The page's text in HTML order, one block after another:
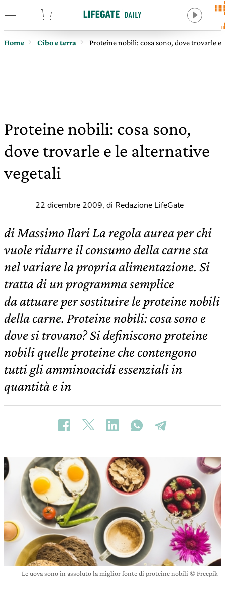
Home Cibo e terra Proteine nobili: cosa sono, dove trovarle e
Proteine nobili: cosa sono,
dove trovarle e le alternative
vegetali
22 dicembre 2009, di Redazione LifeGate
di Massimo Ilari La regola aurea per chi
vuole ridurre il consumo della carne sta
nel variare la propria alimentazione. Si
tratta di un programma semplice
da attuare per sostituire le proteine nobili
della carne. Proteine nobili: cosa sono e
dove si trovano? Si definiscono proteine
nobili quelle proteine che contengono
tutti gli amminoacidi essenziali in
quantità e in
Le uova sono in assoluto la miglior fonte di proteine nobili © Freepik